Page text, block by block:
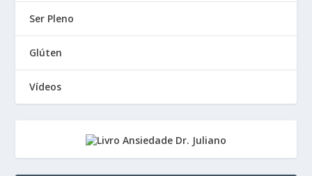
Ser Pleno
Glúten
Vídeos